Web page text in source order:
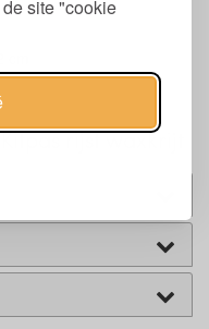
site "cookie
rijst waxkrijt